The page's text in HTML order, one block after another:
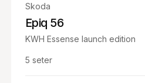
Skoda
Epiq 56
KWH Essense launch edition
5 seter